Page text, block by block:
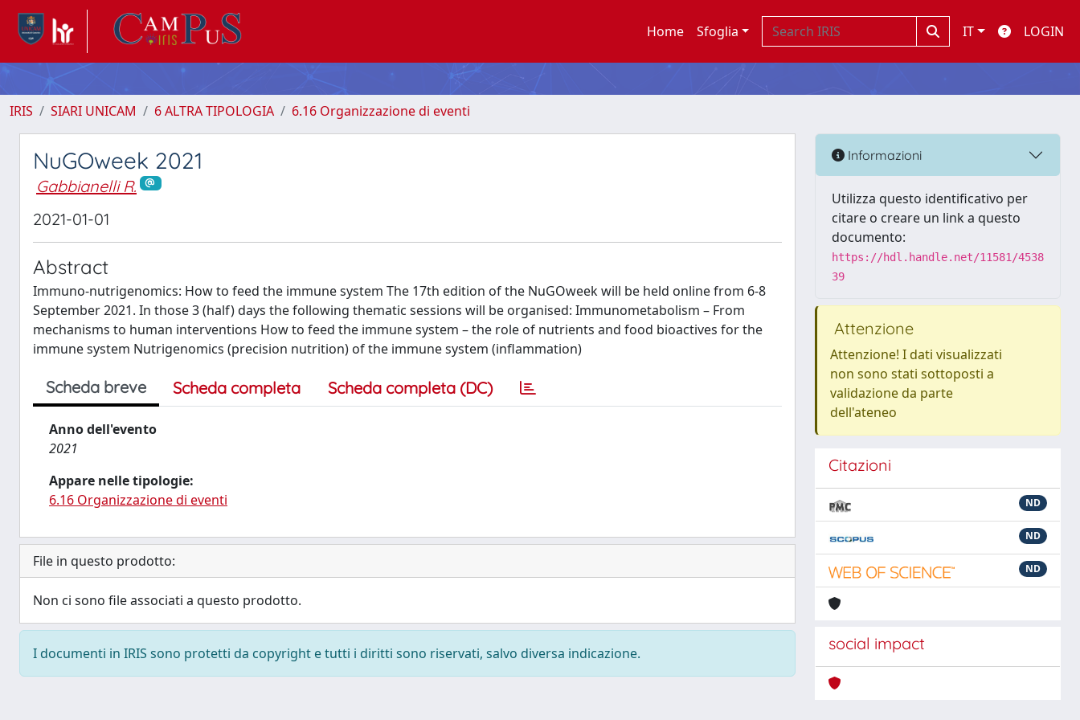
Home Sfoglia IT LOGIN
IRIS SIARI UNICAM 6 ALTRA TIPOLOGIA 6.16 Organizzazione di eventi
NuGOweek 2021
Gabbianelli R.
2021-01-01
Abstract
Immuno-nutrigenomics: How to feed the immune system The 17th edition of the NuGOweek will be held online from 6-8
September 2021. In those 3 (half) days the following thematic sessions will be organised: Immunometabolism – From
mechanisms to human interventions How to feed the immune system – the role of nutrients and food bioactives for the
immune system Nutrigenomics (precision nutrition) of the immune system (inflammation)
Scheda breve Scheda completa Scheda completa (DC)
Anno dell'evento
2021
Appare nelle tipologie:
6.16 Organizzazione di eventi
File in questo prodotto:
Non ci sono file associati a questo prodotto.
I documenti in IRIS sono protetti da copyright e tutti i diritti sono riservati, salvo diversa indicazione.
Informazioni
Utilizza questo identificativo per
citare o creare un link a questo
documento:
https://hdl.handle.net/11581/4538
39
Attenzione
Attenzione! I dati visualizzati
non sono stati sottoposti a
validazione da parte
dell'ateneo
Citazioni
ND
ND
ND
social impact